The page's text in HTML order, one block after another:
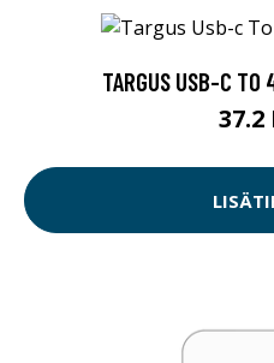
TARGUS USB-C
37.2